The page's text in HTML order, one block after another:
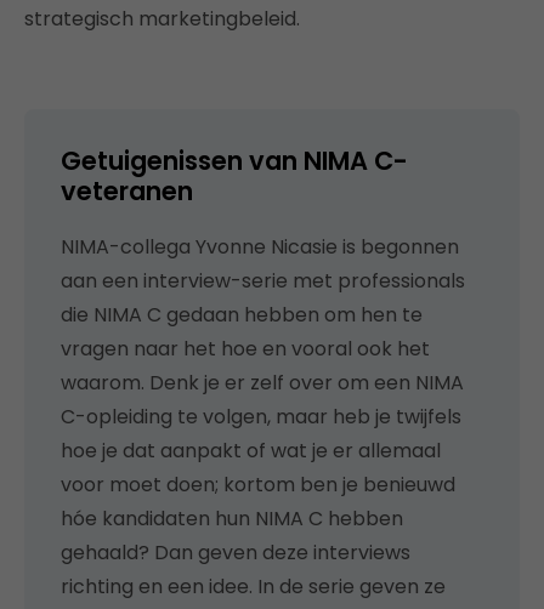
strategisch marketingbeleid.
Getuigenissen van NIMA C-
veteranen
NIMA-collega Yvonne Nicasie is begonnen
aan een interview-serie met professionals
die NIMA C gedaan hebben om hen te
vragen naar het hoe en vooral ook het
waarom. Denk je er zelf over om een NIMA
C-opleiding te volgen, maar heb je twijfels
hoe je dat aanpakt of wat je er allemaal
voor moet doen; kortom ben je benieuwd
hóe kandidaten hun NIMA C hebben
gehaald? Dan geven deze interviews
richting en een idee. In de serie geven ze